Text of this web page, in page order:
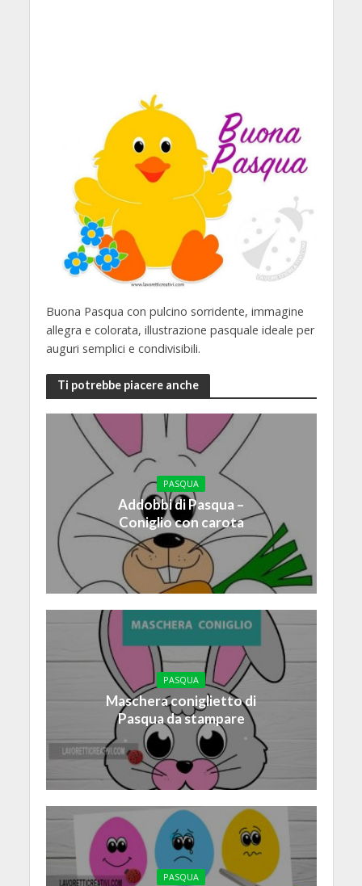
Buona Pasqua con pulcino sorridente, immagine
allegra e colorata, illustrazione pasquale ideale per
auguri semplici e condivisibili.
Ti potrebbe piacere anche
PASQUA
Addobbi di Pasqua –
Coniglio con carota
PASQUA
Maschera coniglietto di
Pasqua da stampare
PASQUA